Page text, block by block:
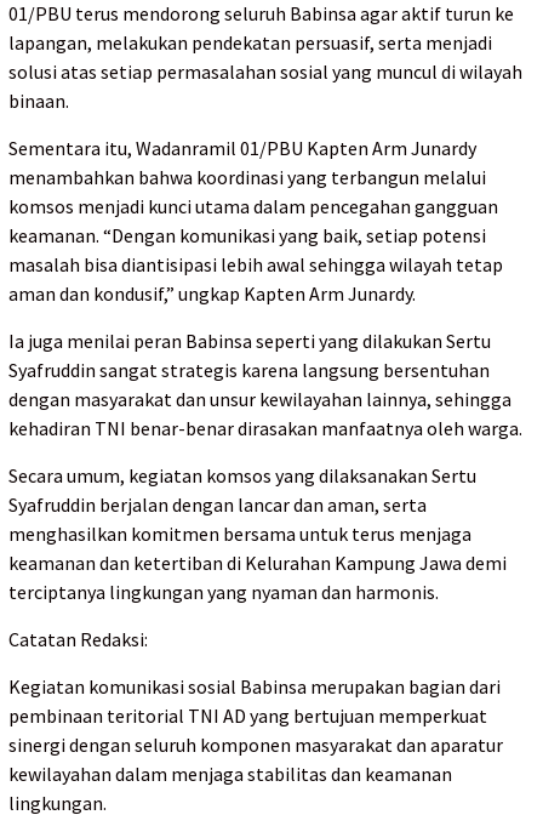
01/PBU terus mendorong seluruh Babinsa agar aktif turun ke
lapangan, melakukan pendekatan persuasif, serta menjadi
solusi atas setiap permasalahan sosial yang muncul di wilayah
binaan.
Sementara itu, Wadanramil 01/PBU Kapten Arm Junardy
menambahkan bahwa koordinasi yang terbangun melalui
komsos menjadi kunci utama dalam pencegahan gangguan
keamanan. “Dengan komunikasi yang baik, setiap potensi
masalah bisa diantisipasi lebih awal sehingga wilayah tetap
aman dan kondusif,” ungkap Kapten Arm Junardy.
Ia juga menilai peran Babinsa seperti yang dilakukan Sertu
Syafruddin sangat strategis karena langsung bersentuhan
dengan masyarakat dan unsur kewilayahan lainnya, sehingga
kehadiran TNI benar-benar dirasakan manfaatnya oleh warga.
Secara umum, kegiatan komsos yang dilaksanakan Sertu
Syafruddin berjalan dengan lancar dan aman, serta
menghasilkan komitmen bersama untuk terus menjaga
keamanan dan ketertiban di Kelurahan Kampung Jawa demi
terciptanya lingkungan yang nyaman dan harmonis.
Catatan Redaksi:
Kegiatan komunikasi sosial Babinsa merupakan bagian dari
pembinaan teritorial TNI AD yang bertujuan memperkuat
sinergi dengan seluruh komponen masyarakat dan aparatur
kewilayahan dalam menjaga stabilitas dan keamanan
lingkungan.